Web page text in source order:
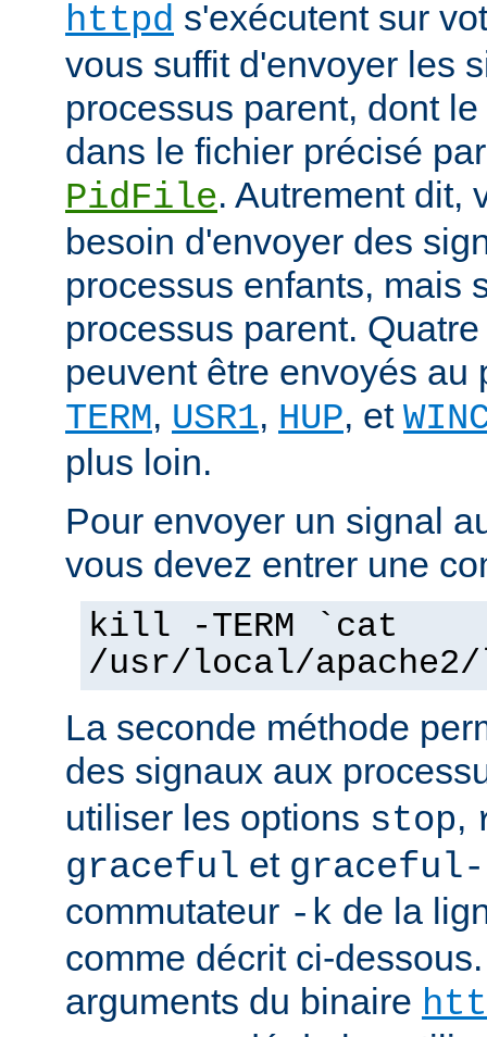
httpd s'exécutent sur
vous suffit d'envoyer les
processus parent, dont
dans le fichier précisé
PidFile. Autrement dit,
besoin d'envoyer des
processus enfants, mais
processus parent.
peuvent être envoyés au
TERM, USR1, HUP, et
plus loin.
Pour envoyer un signal
vous devez entrer une
kill -TERM `cat
/usr/local/
La seconde méthode
des signaux aux
utiliser les options stop,
graceful et
commutateur -k de la
comme décrit ci-
arguments du binaire